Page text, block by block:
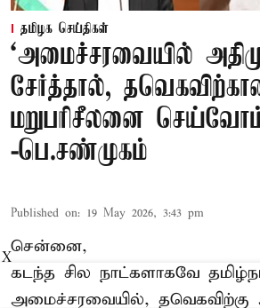
தமிழக செய்திகள்
‘அமைச்சரவையில்
சேர்த்தால்,
மறுபரிசீலனை
-பெ.சண்முகம்
Published on: 19 May 2026, 3:43 pm
சென்னை,
கடந்த சில நாட்களாகவே
அமைச்சரவையில், தவெகவிற்கு
X